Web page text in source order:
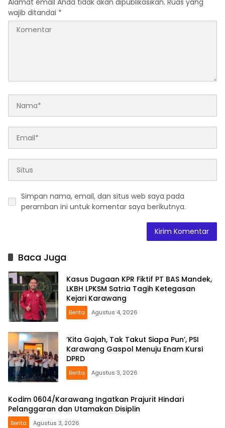
Alamat email Anda tidak akan dipublikasikan. Ruas yang
wajib ditandai *
Simpan nama, email, dan situs web saya pada
peramban ini untuk komentar saya berikutnya.
Baca Juga
Kasus Dugaan KPR Fiktif PT BAS Mandek,
LKBH LPKSM Satria Tagih Ketegasan
Kejari Karawang
Berita Agustus 4, 2026
‘Kita Gajah, Tak Takut Siapa Pun’, PSI
Karawang Gaspol Menuju Enam Kursi
DPRD
Berita Agustus 3, 2026
Kodim 0604/Karawang Ingatkan Prajurit Hindari
Pelanggaran dan Utamakan Disiplin
Berita Agustus 3, 2026